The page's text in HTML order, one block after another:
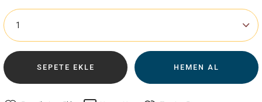
SEPETE EKLE HEMEN AL